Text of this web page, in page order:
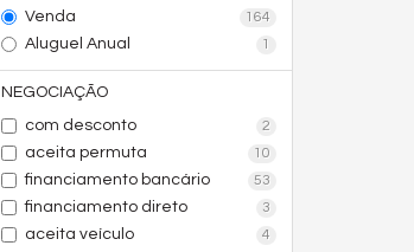
Venda
164
Aluguel Anual 1
NEGOCIAÇÃO
com desconto
2
aceita permuta 10
financiamento bancário 53
financiamento direto 3
aceita veículo 4